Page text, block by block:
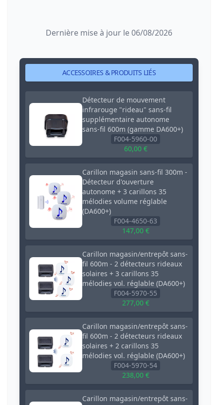
ACCESSOIRES & PRODUITS LIÉS
Détecteur de mouvement
infrarouge "rideau" sans-fil
supplémentaire autonome
sans-fil 600m (gamme DA600+)
F004-5960-00
60,00 €
Carillon magasin sans-fil 300m -
Détecteur d'ouverture
autonome + 3 carillons 35
mélodies volume réglable
(DA600+)
F004-4650-63
147,00 €
Carillon magasin/entrepôt sans-
fil 600m - 2 détecteurs rideaux
solaires + 3 carillons 35
mélodies vol. réglable (DA600+)
F004-5970-55
277,00 €
Carillon magasin/entrepôt sans-
fil 600m - 2 détecteurs rideaux
solaires + 2 carillons 35
mélodies vol. réglable (DA600+)
F004-5970-54
238,00 €
Carillon magasin/entrepôt sans-
Dernière mise à jour le 06/08/2026